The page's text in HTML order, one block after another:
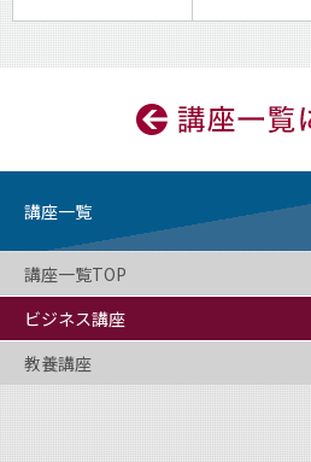
講座一覧
講座一覧TOP
ビジネス講座
教養講座